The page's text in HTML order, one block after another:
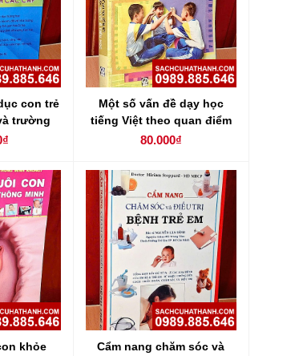
con trẻ
trường
Một số vấn đề dạy học
tiếng Việt theo quan điểm
giao tiếp ở tiểu học
80.000₫
khỏe
Cẩm nang chăm sóc và